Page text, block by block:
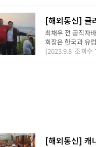
[해외통신] 클
최채우 전 공직자
회장은 한국과 유
[2023.9.8 조회수
[해외통신] 캐